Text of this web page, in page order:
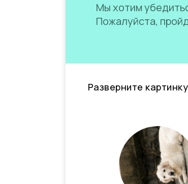
Мы хотим
Пожалуйста,
Разверните